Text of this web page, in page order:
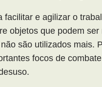
facilitar e agilizar o
objetos que podem
são utilizados mais.
focos de